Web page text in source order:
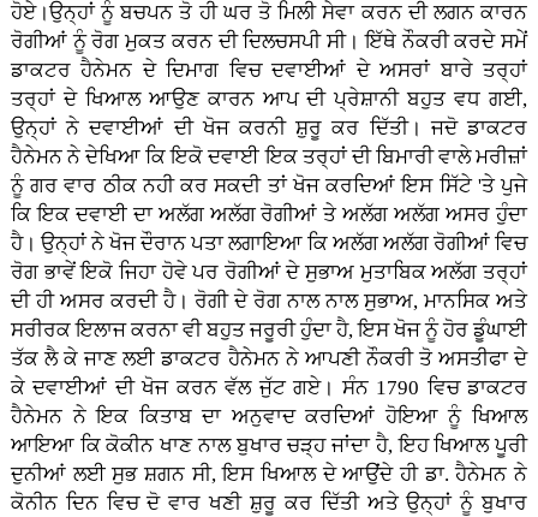
ਹੋਏ।ਉਨ੍ਹਾਂ ਨੂੰ ਬਚਪਨ ਤੋ ਹੀ ਘਰ ਤੋ ਮਿਲੀ ਸੇਵਾ ਕਰਨ ਦੀ ਲਗਨ ਕਾਰਨ
ਰੋਗੀਆਂ ਨੂੰ ਰੋਗ ਮੁਕਤ ਕਰਨ ਦੀ ਦਿਲਚਸਪੀ ਸੀ। ਇੱਥੇ ਨੌਕਰੀ ਕਰਦੇ ਸਮੇਂ
ਡਾਕਟਰ ਹੈਨੇਮਨ ਦੇ ਦਿਮਾਗ ਵਿਚ ਦਵਾਈਆਂ ਦੇ ਅਸਰਾਂ ਬਾਰੇ ਤਰ੍ਹਾਂ
ਤਰ੍ਹਾਂ ਦੇ ਖਿਆਲ ਆਉਣ ਕਾਰਨ ਆਪ ਦੀ ਪ੍ਰੇਸ਼ਾਨੀ ਬਹੁਤ ਵਧ ਗਈ,
ਉਨ੍ਹਾਂ ਨੇ ਦਵਾਈਆਂ ਦੀ ਖੋਜ ਕਰਨੀ ਸ਼ੁਰੂ ਕਰ ਦਿੱਤੀ। ਜਦੋ ਡਾਕਟਰ
ਹੈਨੇਮਨ ਨੇ ਦੇਖਿਆ ਕਿ ਇਕੋ ਦਵਾਈ ਇਕ ਤਰ੍ਹਾਂ ਦੀ ਬਿਮਾਰੀ ਵਾਲੇ ਮਰੀਜ਼ਾਂ
ਨੂੰ ਗਰ ਵਾਰ ਠੀਕ ਨਹੀ ਕਰ ਸਕਦੀ ਤਾਂ ਖੋਜ ਕਰਦਿਆਂ ਇਸ ਸਿੱਟੇ 'ਤੇ ਪੁਜੇ
ਕਿ ਇਕ ਦਵਾਈ ਦਾ ਅਲੱਗ ਅਲੱਗ ਰੋਗੀਆਂ ਤੇ ਅਲੱਗ ਅਲੱਗ ਅਸਰ ਹੁੰਦਾ
ਹੈ। ਉਨ੍ਹਾਂ ਨੇ ਖੋਜ ਦੌਰਾਨ ਪਤਾ ਲਗਾਇਆ ਕਿ ਅਲੱਗ ਅਲੱਗ ਰੋਗੀਆਂ ਵਿਚ
ਰੋਗ ਭਾਵੇਂ ਇਕੋ ਜਿਹਾ ਹੋਵੇ ਪਰ ਰੋਗੀਆਂ ਦੇ ਸੁਭਾਅ ਮੁਤਾਬਿਕ ਅਲੱਗ ਤਰ੍ਹਾਂ
ਦੀ ਹੀ ਅਸਰ ਕਰਦੀ ਹੈ। ਰੋਗੀ ਦੇ ਰੋਗ ਨਾਲ ਨਾਲ ਸੁਭਾਅ, ਮਾਨਸਿਕ ਅਤੇ
ਸਰੀਰਕ ਇਲਾਜ ਕਰਨਾ ਵੀ ਬਹੁਤ ਜਰੂਰੀ ਹੁੰਦਾ ਹੈ, ਇਸ ਖੋਜ ਨੂੰ ਹੋਰ ਡੂੰਘਾਈ
ਤੱਕ ਲੈ ਕੇ ਜਾਣ ਲਈ ਡਾਕਟਰ ਹੈਨੇਮਨ ਨੇ ਆਪਣੀ ਨੌਕਰੀ ਤੋ ਅਸਤੀਫਾ ਦੇ
ਕੇ ਦਵਾਈਆਂ ਦੀ ਖੋਜ ਕਰਨ ਵੱਲ ਜੁੱਟ ਗਏ। ਸੰਨ 1790 ਵਿਚ ਡਾਕਟਰ
ਹੈਨੇਮਨ ਨੇ ਇਕ ਕਿਤਾਬ ਦਾ ਅਨੁਵਾਦ ਕਰਦਿਆਂ ਹੋਇਆ ਨੂੰ ਖਿਆਲ
ਆਇਆ ਕਿ ਕੋਕੀਨ ਖਾਣ ਨਾਲ ਬੁਖਾਰ ਚੜ੍ਹ ਜਾਂਦਾ ਹੈ, ਇਹ ਖਿਆਲ ਪੂਰੀ
ਦੁਨੀਆਂ ਲਈ ਸੁਭ ਸ਼ਗਨ ਸੀ, ਇਸ ਖਿਆਲ ਦੇ ਆਉਂਦੇ ਹੀ ਡਾ. ਹੈਨੇਮਨ ਨੇ
ਕੋਨੀਨ ਦਿਨ ਵਿਚ ਦੋ ਵਾਰ ਖਣੀ ਸ਼ੁਰੂ ਕਰ ਦਿੱਤੀ ਅਤੇ ਉਨ੍ਹਾਂ ਨੂੰ ਬੁਖਾਰ